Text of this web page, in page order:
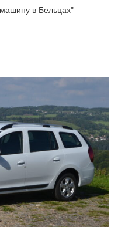
в Бельцах"